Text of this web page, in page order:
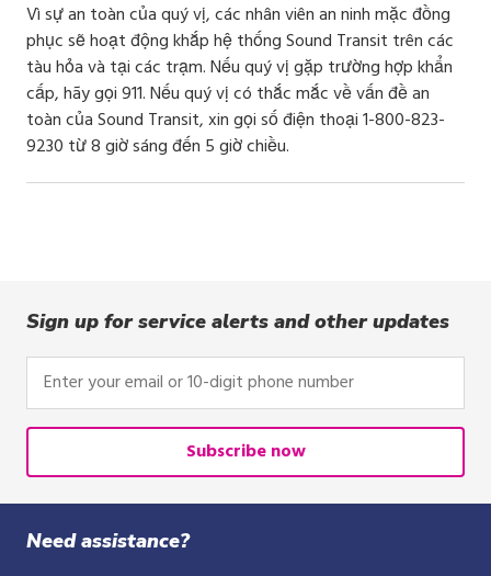
Vì sự an toàn của quý vị, các nhân viên an ninh mặc đồng
phục sẽ hoạt động khắp hệ thống Sound Transit trên các
tàu hỏa và tại các trạm. Nếu quý vị gặp trường hợp khẩn
cấp, hãy gọi 911. Nếu quý vị có thắc mắc về vấn đề an
toàn của Sound Transit, xin gọi số điện thoại 1-800-823-
9230 từ 8 giờ sáng đến 5 giờ chiều.
Sign up for service alerts and other updates
Enter
your
email
10-
digit
phone
number
Subscribe now
Need assistance?